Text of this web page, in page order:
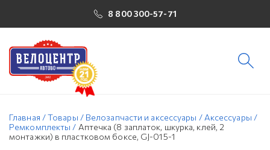
8 800 300-57-71
Главная /Товары / Велозапчасти и аксессуары / Аксессуары /
Ремкомплекты / Аптечка (8 заплаток, шкурка, клей, 2
монтажки) в пластковом боксе, GJ-015-1